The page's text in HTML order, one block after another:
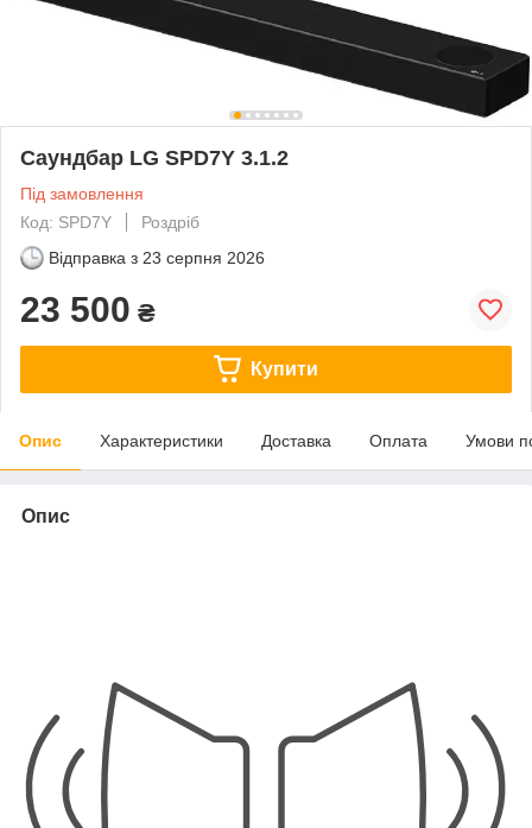
Саундбар LG SPD7Y 3.1.2
Під замовлення
Код: SPD7Y
Роздріб
Відправка з 23 серпня 2026
23 500 ₴
Купити
Опис Характеристики Доставка Оплата Умови
Опис